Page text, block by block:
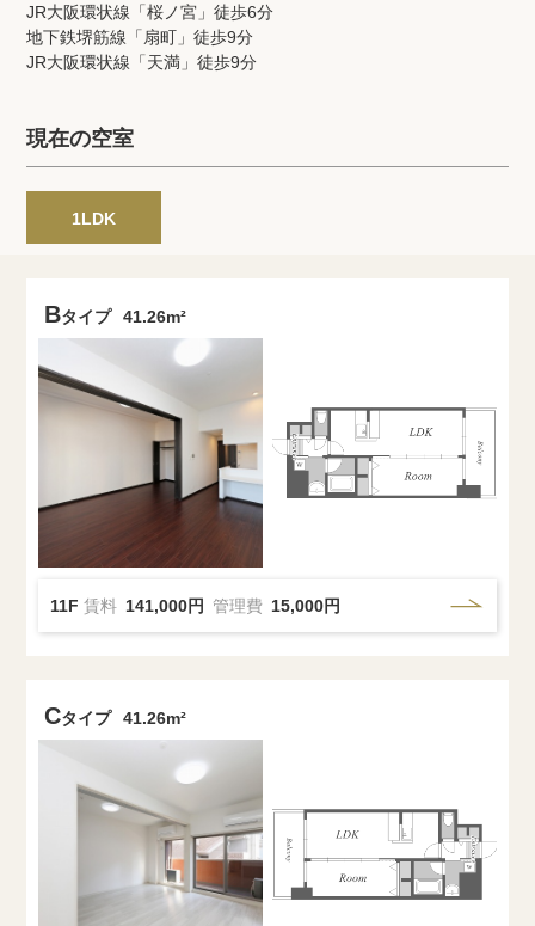
高級賃貸物件コラム
プライバシーポリシー クッキーポリシー
商標について
JR大阪環状線「桜ノ宮」徒歩6分
地下鉄堺筋線「扇町」徒歩9分
JR大阪環状線「天満」徒歩9分
現在の空室
1LDK
Bタイプ 41.26m²
11F 賃料 141,000円 管理費 15,000円
Cタイプ 41.26m²